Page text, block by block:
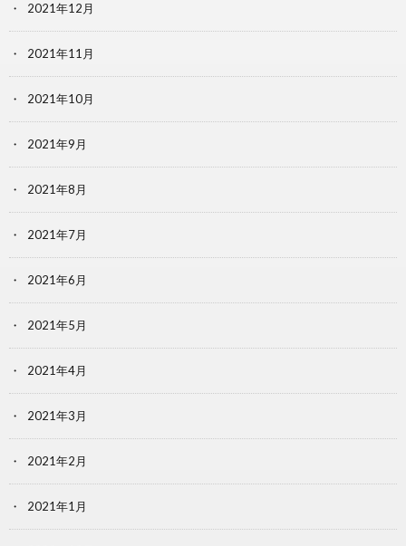
2021年12月
2021年11月
2021年10月
2021年9月
2021年8月
2021年7月
2021年6月
2021年5月
2021年4月
2021年3月
2021年2月
2021年1月